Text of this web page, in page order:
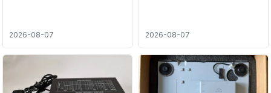
2026-08-07 2026-08-07